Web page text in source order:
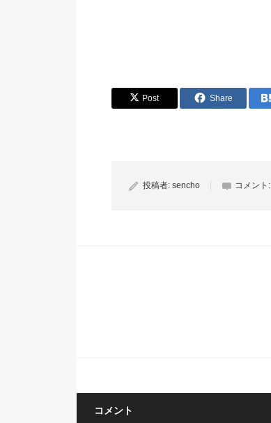
Post Share
投稿者: sencho コメント:
コメント